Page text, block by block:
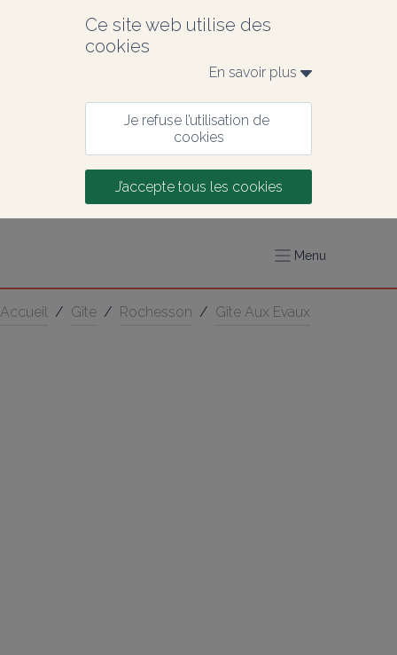
Ce site web utilise des
cookies
En savoir plus
Je refuse l’utilisation de
cookies
J’accepte tous les cookies
Menu
Accueil / Gîte / Rochesson / Gîte Aux Evaux